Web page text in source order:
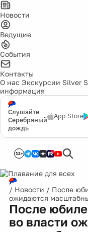
Новости
Ведущие
События
Контакты
О нас Экскурсии Silver
информация
Слушайте
Серебряный
дождь
App Store
12+
/ Новости / После
ожидаются
После
во власти